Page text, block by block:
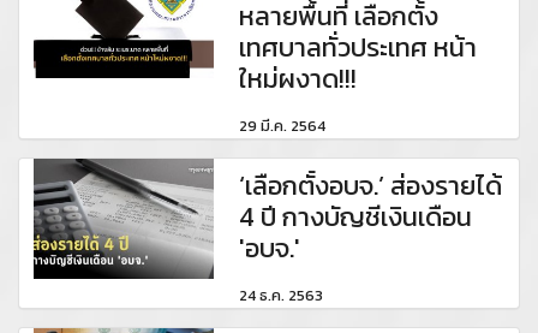
หลายพื้นที่ เลือกตั้ง
เทศบาลทั่วประเทศ หน้า
ใหม่ผงาด!!!
29 มี.ค. 2564
‘เลือกตั้งอบจ.’ ส่องรายได้
4 ปี กางบัญชีเงินเดือน
'อบจ.'
24 ธ.ค. 2563